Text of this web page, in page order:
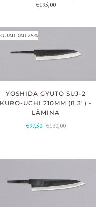
€195,00
GUARDAR 25%
YOSHIDA GYUTO SUJ-2
KURO-UCHI 210MM (8,3") -
LÂMINA
€97,50 €130,00